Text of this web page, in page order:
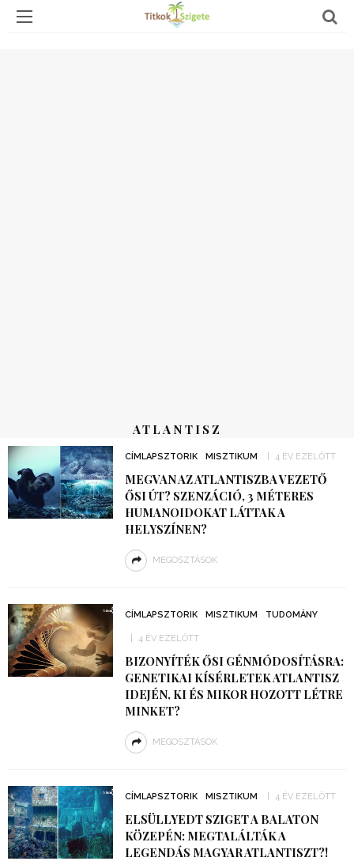
ATLANTISZ
CÍMLAPSZTORIK MISZTIKUM 4 ÉV EZELŐTT
MEGVAN AZ ATLANTISZBA VEZETŐ
ŐSI ÚT? SZENZÁCIÓ, 3 MÉTERES
HUMANOIDOKAT LÁTTAK A
HELYSZÍNEN?
MEGOSZTÁSOK
CÍMLAPSZTORIK MISZTIKUM TUDOMÁNY
4 ÉV EZELŐTT
BIZONYÍTÉK ŐSI GÉNMÓDOSÍTÁSRA:
GENETIKAI KÍSÉRLETEK ATLANTISZ
IDEJÉN, KI ÉS MIKOR HOZOTT LÉTRE
MINKET?
MEGOSZTÁSOK
CÍMLAPSZTORIK MISZTIKUM 4 ÉV EZELŐTT
ELSÜLLYEDT SZIGET A BALATON
KÖZEPÉN: MEGTALÁLTÁK A
LEGENDÁS MAGYAR ATLANTISZT?!